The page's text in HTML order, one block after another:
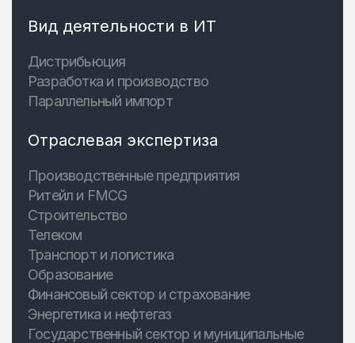
Вид деятельности в ИТ
Дистрибьюция
Разработка и производство
Параллельный импорт
Отраслевая экспертиза
Производственные предприятия
Ритейл и FMCG
Строительство
Телеком
Транспорт и логистика
Образование
Финансовый сектор и страхование
Энергетика и нефтегаз
Государственный сектор и муниципальные